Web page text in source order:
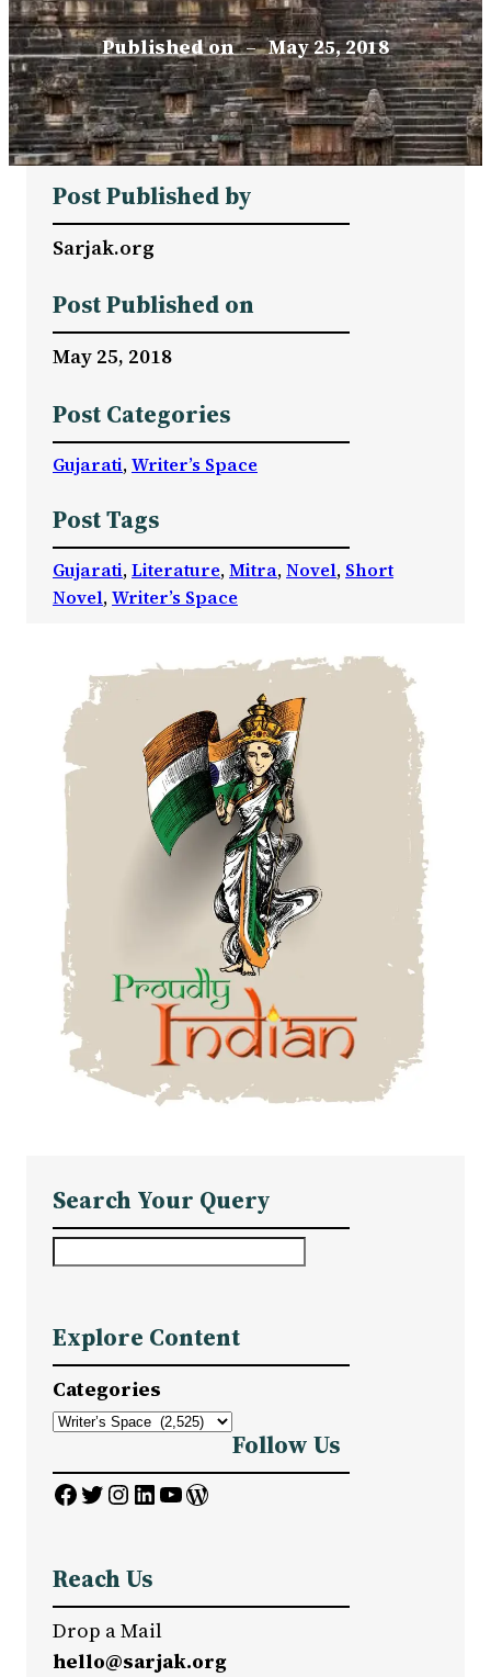
Published on – May 25, 2018
Post Published by
Sarjak.org
Post Published on
May 25, 2018
Post Categories
Gujarati, Writer’s Space
Post Tags
Gujarati, Literature, Mitra, Novel, Short
Novel, Writer’s Space
Search Your Query
r
c
h
Explore Content
Categories
Follow Us
Facebook Twitter InstagramLinkedIn YouTube WordPress
Reach Us
Drop a Mail
hello@sarjak.org